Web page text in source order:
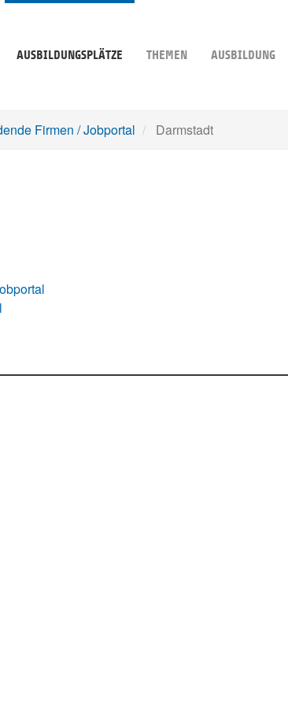
AUSBILDUNGSPLÄTZE THEMEN AUSBILDUNG
Firmen / Jobportal Darmstadt